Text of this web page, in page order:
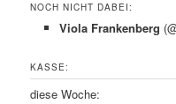
NOCH NICHT DABEI:
Viola Frankenberg
KASSE:
diese Woche: